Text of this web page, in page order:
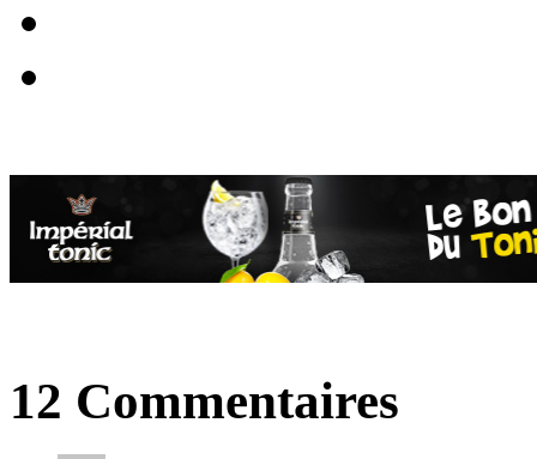
12 Commentaires